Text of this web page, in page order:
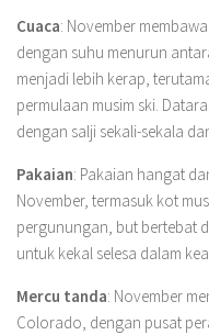
Cuaca: November
dengan suhu menurun
menjadi lebih kerap,
permulaan musim ski.
dengan salji sekali-sekala
Pakaian: Pakaian hangat
November, termasuk kot
pergunungan, but bertebat
untuk kekal selesa dalam
Mercu tanda: November
Colorado, dengan pusat